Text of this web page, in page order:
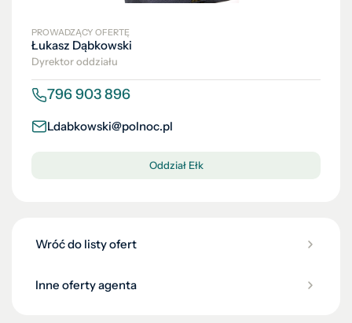
PROWADZĄCY OFERTĘ
Łukasz Dąbkowski
Dyrektor oddziału
796 903 896
Ldabkowski@polnoc.pl
Oddział Ełk
Wróć do listy ofert
Inne oferty agenta